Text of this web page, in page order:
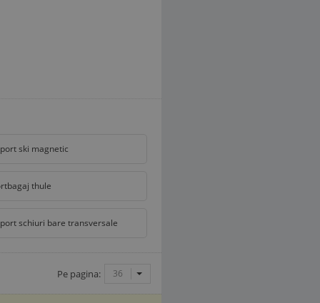
ski magnetic
thule
schiuri bare transversale
Pe pagina: 36